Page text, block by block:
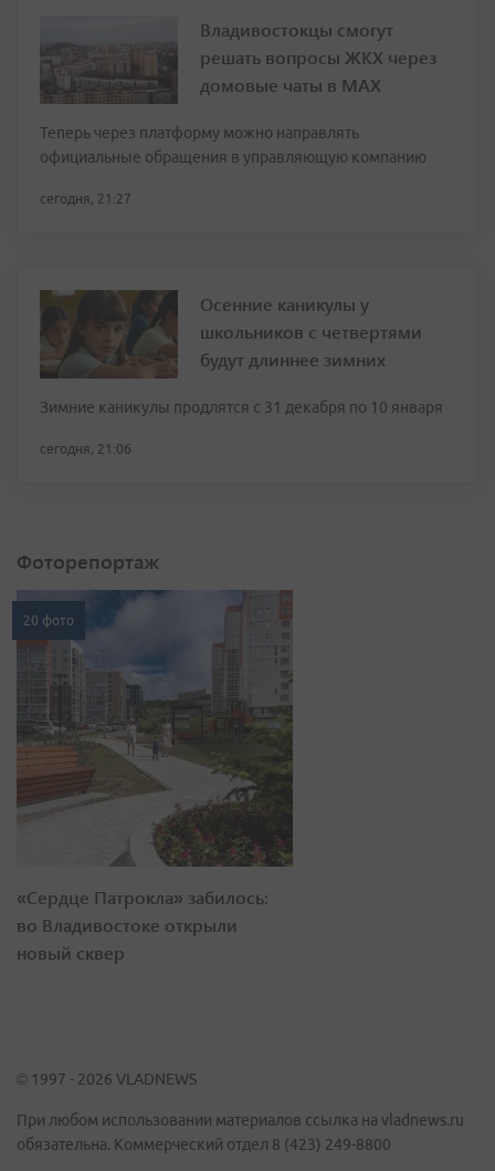
Владивостокцы смогут
решать вопросы ЖКХ через
домовые чаты в МАХ
Теперь через платформу можно направлять
официальные обращения в управляющую компанию
сегодня, 21:27
Осенние каникулы у
школьников с четвертями
будут длиннее зимних
Зимние каникулы продлятся с 31 декабря по 10 января
сегодня, 21:06
Фоторепортаж
20 фото
«Сердце Патрокла» забилось:
во Владивостоке открыли
новый сквер
© 1997 - 2026 VLADNEWS
При любом использовании материалов ссылка на vladnews.ru
обязательна. Коммерческий отдел 8 (423) 249-8800